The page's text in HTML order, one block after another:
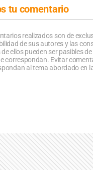
tu comentario
realizados son de
de sus autores y las
ellos pueden ser pasibles
correspondan. Evitar
al tema abordado en